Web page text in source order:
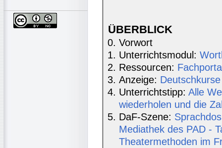
ÜBERBLICK
Vorwort
Unterrichtsmodul:
Ressourcen:
Anzeige:
Unterrichtstipp: Alle
wiederholen und die
DaF-Szene:
Mediathek des PAD -
Theatermethoden im